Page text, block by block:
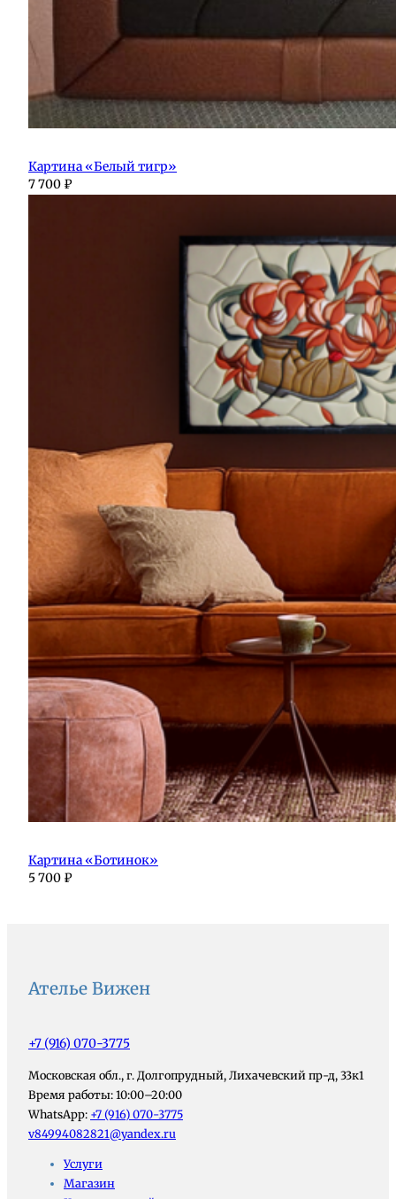
Картина «Белый тигр»
7 700 ₽
Картина «Ботинок»
5 700 ₽
Ателье Вижен
+7 (916) 070-3775
Московская обл., г. Долгопрудный, Лихачевский пр-д, 33к1
Время работы: 10:00–20:00
WhatsApp: +7 (916) 070-3775
v84994082821@yandex.ru
Услуги
Магазин